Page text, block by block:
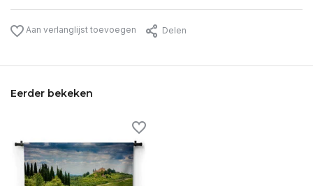
Aan verlanglijst toevoegen Delen
Eerder bekeken